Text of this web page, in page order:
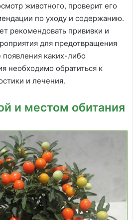
животного, проверит его
по уходу и содержанию.
рекомендовать прививки и
для предотвращения
каких-либо
необходимо обратиться к
и лечения.
и местом обитания